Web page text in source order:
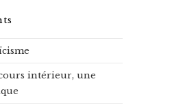
intérieur, une